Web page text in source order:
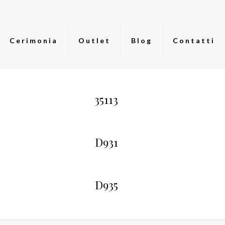
Cerimonia Outlet Blog Contatti
35113
D931
D935